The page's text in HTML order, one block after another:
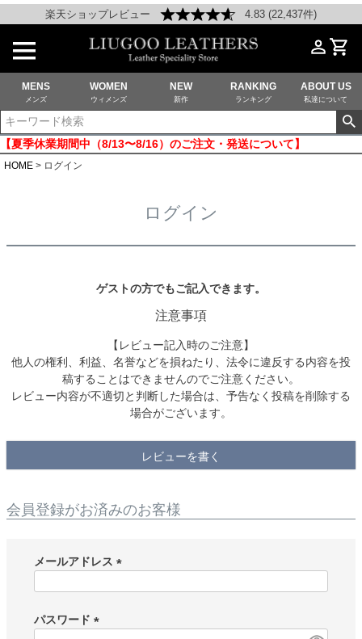
楽天ショップレビュー 4.83 (22,437件)
MENS
メンズ
WOMEN
ウィメンズ
NEW
新作
RANKING
ランキング
ABOUT US
私達について
【夏季休業期間中（8/13〜8/16）のご注文・発送について】
HOME ログイン
ログイン
ゲストの方でもご記入できます。
注意事項
【レビュー記入時のご注意】
他人の権利、利益、名誉などを損ねたり、法令に違反する内容を投
稿することはできませんのでご注意ください。
レビュー内容が不適切と判断した場合は、予告なく投稿を削除する
場合がございます。
レビューを書く
会員登録がお済みのお客様
メールアドレス
)
パスワード